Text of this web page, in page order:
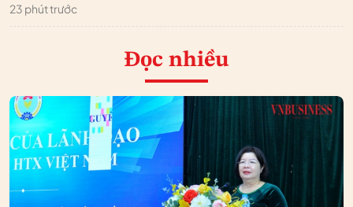
23 phút trước
Đọc nhiều